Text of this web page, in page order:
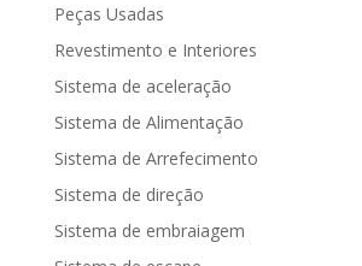
Peças Usadas
Revestimento e Interiores
Sistema de aceleração
Sistema de Alimentação
Sistema de Arrefecimento
Sistema de direção
Sistema de embraiagem